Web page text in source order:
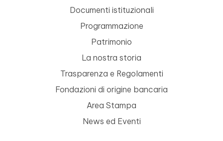
Documenti istituzionali
Programmazione
Patrimonio
La nostra storia
Trasparenza e Regolamenti
Fondazioni di origine bancaria
Area Stampa
News ed Eventi